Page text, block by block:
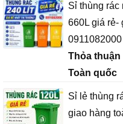
Sỉ thùng rác
660L giá rẻ-
0911082000
Thỏa thuận
Toàn quốc
Sỉ lẻ thùng
giao hàng